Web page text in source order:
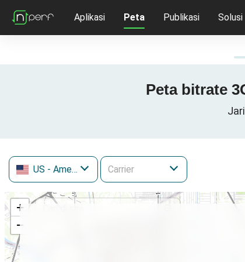
Aplikasi Peta Publikasi Solusi
Peta bitrate
US - Amerika Serikat
+
−